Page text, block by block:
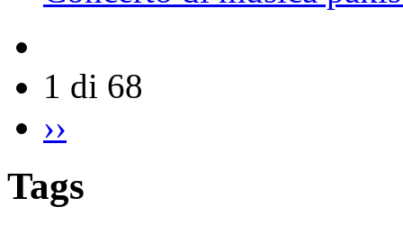
1 di 68
››
Tags